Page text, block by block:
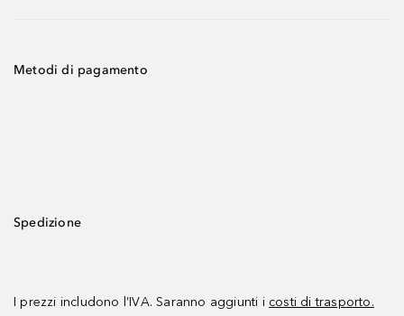
Metodi di pagamento
Spedizione
I prezzi includono l’IVA. Saranno aggiunti i costi di trasporto.